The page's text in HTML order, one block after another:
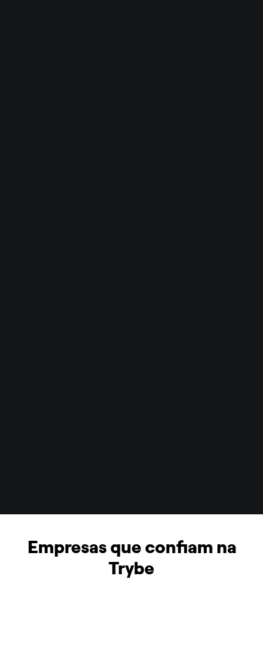
Empresas que confiam na
Trybe